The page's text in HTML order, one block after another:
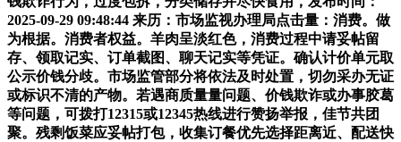
2025-09-29 09:48:44 来历：市场监视办理局点击量：消费。做
为根据。消费者权益。羊肉呈淡红色，消费过程中请妥帖留
存、领取记实、订单截图、聊天记实等凭证。确认计价单元取
公示价钱分歧。市场监管部分将依法及时处置，切勿采办无证
或标识不清的产物。若遇商质量量问题、价钱欺诈或办事胶葛
等问题，可拨打12315或12345热线进行赞扬举报，佳节共团
聚。残剩饭菜应妥帖打包，收集订餐优先选择距离近、配送快